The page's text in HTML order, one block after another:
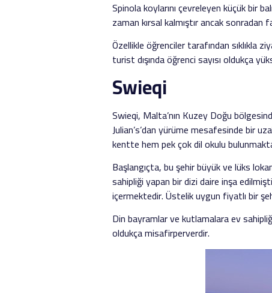
Spinola koylarını çevreleyen küçük bir
zaman kırsal kalmıştır ancak
Özellikle öğrenciler tarafından sıklıkla
turist dışında öğrenci sayısı oldukça
Swieqi
Swieqi, Malta’nın Kuzey Doğu
Julian’s’dan yürüme mesafesinde bir
kentte hem pek çok dil okulu
Başlangıçta, bu şehir büyük ve lüks
sahipliği yapan bir dizi daire inşa
içermektedir. Üstelik uygun fiyatlı bir
Din bayramlar ve kutlamalara ev
oldukça misafirperverdir.